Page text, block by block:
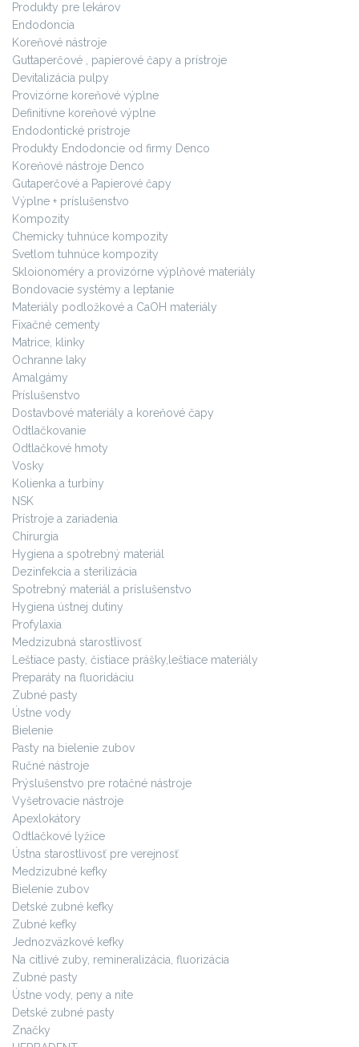
Produkty pre lekárov
Endodoncia
Koreňové nástroje
Guttaperčové , papierové čapy a prístroje
Devitalizácia pulpy
Provizórne koreňové výplne
Definitívne koreňové výplne
Endodontické prístroje
Produkty Endodoncie od firmy Denco
Koreňové nástroje Denco
Gutaperčové a Papierové čapy
Výplne + príslušenstvo
Kompozity
Chemicky tuhnúce kompozity
Svetlom tuhnúce kompozity
Skloionoméry a provizórne výplňové materiály
Bondovacie systémy a leptanie
Materiály podložkové a CaOH materiály
Fixačné cementy
Matrice, klinky
Ochranne laky
Amalgámy
Príslušenstvo
Dostavbové materiály a koreňové čapy
Odtlačkovanie
Odtlačkové hmoty
Vosky
Kolienka a turbíny
NSK
Prístroje a zariadenia
Chirurgia
Hygiena a spotrebný materiál
Dezinfekcia a sterilizácia
Spotrebný materiál a príslušenstvo
Hygiena ústnej dutiny
Profylaxia
Medzizubná starostlivosť
Leštiace pasty, čistiace prášky,leštiace materiály
Preparáty na fluoridáciu
Zubné pasty
Ústne vody
Bielenie
Pasty na bielenie zubov
Ručné nástroje
Prýslušenstvo pre rotačné nástroje
Vyšetrovacie nástroje
Apexlokátory
Odtlačkové lyžice
Ústna starostlivosť pre verejnosť
Medzizubné kefky
Bielenie zubov
Detské zubné kefky
Zubné kefky
Jednozväzkové kefky
Na citlivé zuby, remineralizácia, fluorizácia
Zubné pasty
Ústne vody, peny a nite
Detské zubné pasty
Značky